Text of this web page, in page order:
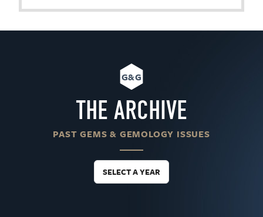
G&G
THE ARCHIVE
PAST GEMS & GEMOLOGY ISSUES
SELECT A YEAR